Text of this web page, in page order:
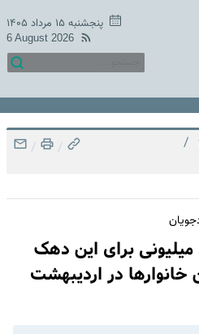
پنجشنبه ۱۵ مرداد ۱۴۰۵
6 August 2026
/
/
/
واریز یارانه معیشتی 3 میلیونی برای این دهک
خانوارها در اردیبهشت